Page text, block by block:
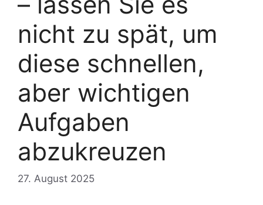
nicht zu spät, um
diese schnellen,
aber wichtigen
Aufgaben
abzukreuzen
27. August 2025